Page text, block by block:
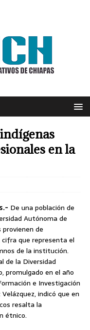
en la
De una población de
Autónoma de
de
que representa el
de la institución.
de la Diversidad
promulgado en el año
e Investigación
indicó que en
resalta la
étnico.